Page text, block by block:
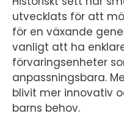
utvecklats för att
för en växande
vanligt att ha
förvaringsenheter
anpassningsbara.
blivit mer innovativ
barns behov.